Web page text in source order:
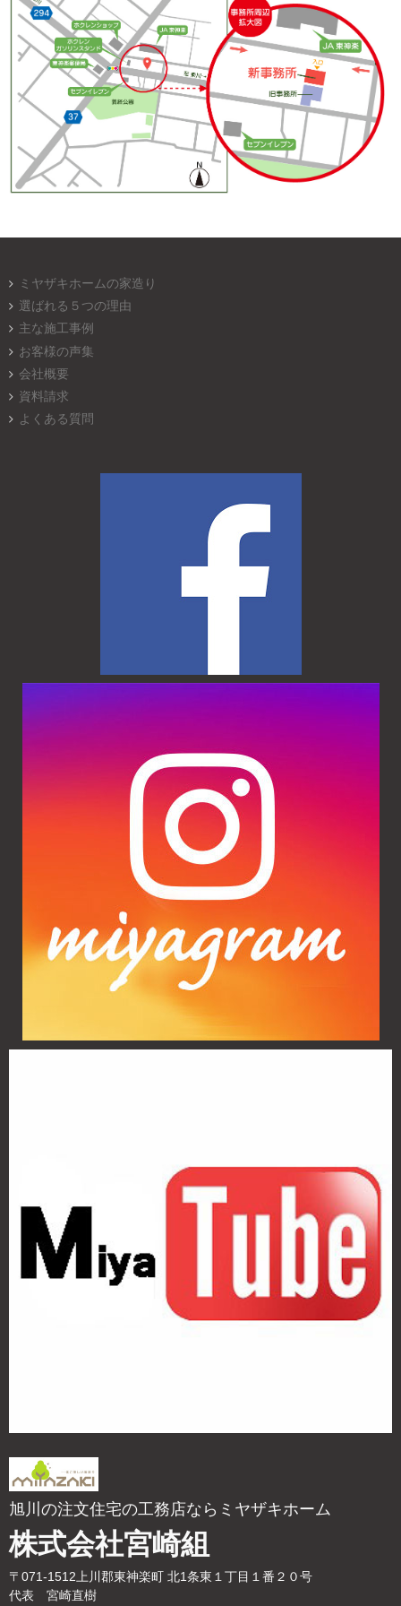
ミヤザキホームの家造り
選ばれる５つの理由
主な施工事例
お客様の声集
会社概要
資料請求
よくある質問
旭川の注文住宅の工務店ならミヤザキホーム
株式会社宮崎組
〒071-1512上川郡東神楽町 北1条東１丁目１番２０号
代表 宮崎直樹